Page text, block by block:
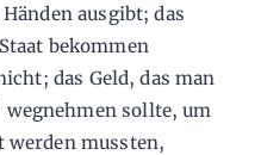
ausgibt; das
bekommen
das Geld, das man
wegnehmen sollte, um
werden mussten,